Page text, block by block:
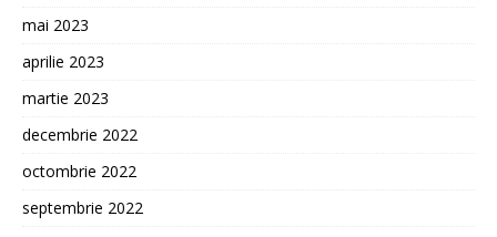
mai 2023
aprilie 2023
martie 2023
decembrie 2022
octombrie 2022
septembrie 2022